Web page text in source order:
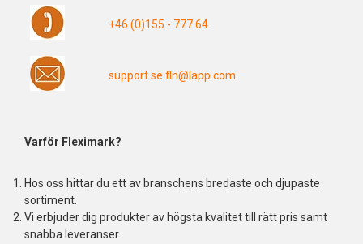
+46 (0)155 - 777 64
support.se.fln@lapp.com
Varför Fleximark?
Hos oss hittar du ett av branschens bredaste och djupaste
sortiment.
Vi erbjuder dig produkter av högsta kvalitet till rätt pris samt
snabba leveranser.